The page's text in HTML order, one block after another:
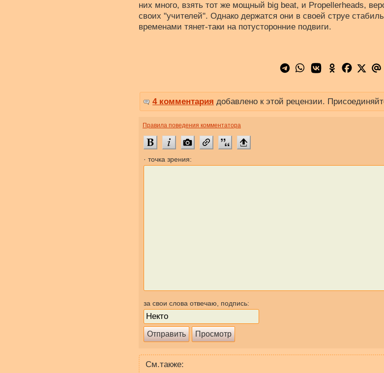
них много, взять тот же мощный big beat, и Propellerheads,
своих "учителей". Однако держатся они в своей струе
временами тянет-таки на потусторонние подвиги.
4 комментария добавлено к этой рецензии.
Правила поведения комментатора
· точка зрения:
за свои слова отвечаю, подпись:
См.также: